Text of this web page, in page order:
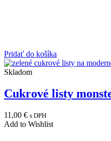
Pridať do košíka
Skladom
Cukrové listy
11,00 € s DPH
Add to Wishlist